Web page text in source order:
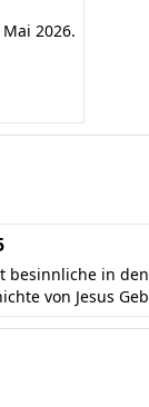
2026.
besinnliche in
von Jesus